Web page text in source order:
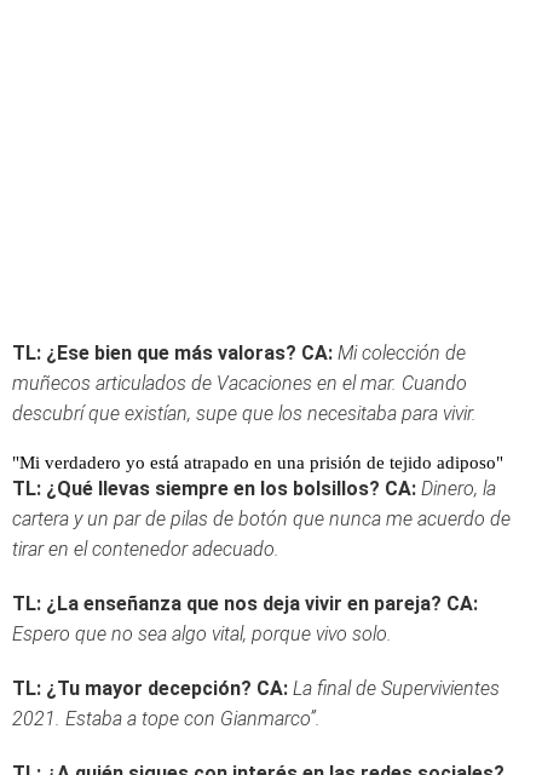
TL: ¿Ese bien que más valoras? CA: Mi colección de
muñecos articulados de Vacaciones en el mar. Cuando
descubrí que existían, supe que los necesitaba para vivir.
"Mi verdadero yo está atrapado en una prisión de tejido adiposo"
TL: ¿Qué llevas siempre en los bolsillos? CA: Dinero, la
cartera y un par de pilas de botón que nunca me acuerdo de
tirar en el contenedor adecuado.
TL: ¿La enseñanza que nos deja vivir en pareja? CA:
Espero que no sea algo vital, porque vivo solo.
TL: ¿Tu mayor decepción? CA: La final de Supervivientes
2021. Estaba a tope con Gianmarco”.